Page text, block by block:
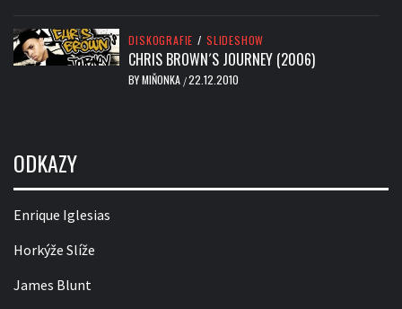
DISKOGRAFIE / SLIDESHOW
CHRIS BROWN´S JOURNEY (2006)
BYMIŇONKA /22.12.2010
ODKAZY
Enrique Iglesias
Horkýže Slíže
James Blunt